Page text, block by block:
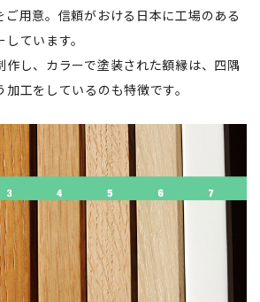
ご用意。信頼がおける日本に工場のある
ています。
作し、カラーで塗装された額縁は、四隅
工をしているのも特徴です。